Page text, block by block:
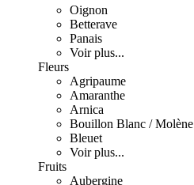
Oignon
Betterave
Panais
Voir plus...
Fleurs
Agripaume
Amaranthe
Arnica
Bouillon Blanc / Molène
Bleuet
Voir plus...
Fruits
Aubergine